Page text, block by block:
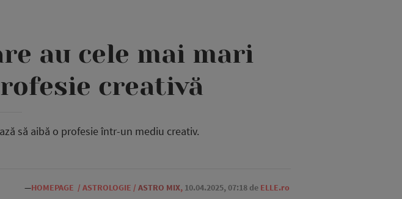
au cele mai mari
creativă
să aibă o profesie într-un mediu creativ.
—HOMEPAGE / ASTROLOGIE / ASTRO MIX, 10.04.2025, 07:18 de ELLE.ro